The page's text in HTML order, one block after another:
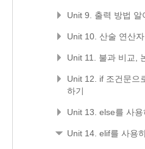
Unit 9. 출력 방법 알
Unit 10. 산술 연산
Unit 11. 불과 비교,
Unit 12. if 조건문으
하기
Unit 13. else를 사
Unit 14. elif를 사용